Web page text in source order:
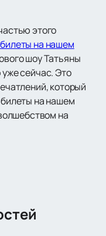
этого
на нашем
шоу Татьяны
сейчас. Это
который
на нашем
на